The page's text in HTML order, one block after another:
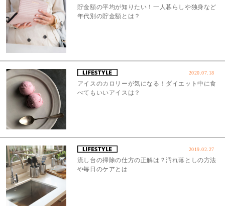
貯金額の平均が知りたい！一人暮らしや独身など
年代別の貯金額とは？
2020.07.18
アイスのカロリーが気になる！ダイエット中に食
べてもいいアイスは？
2019.02.27
流し台の掃除の仕方の正解は？汚れ落としの方法
や毎日のケアとは